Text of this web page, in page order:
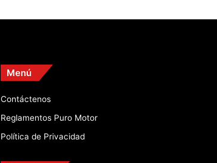
Menú
Contáctenos
Reglamentos Puro Motor
Política de Privacidad